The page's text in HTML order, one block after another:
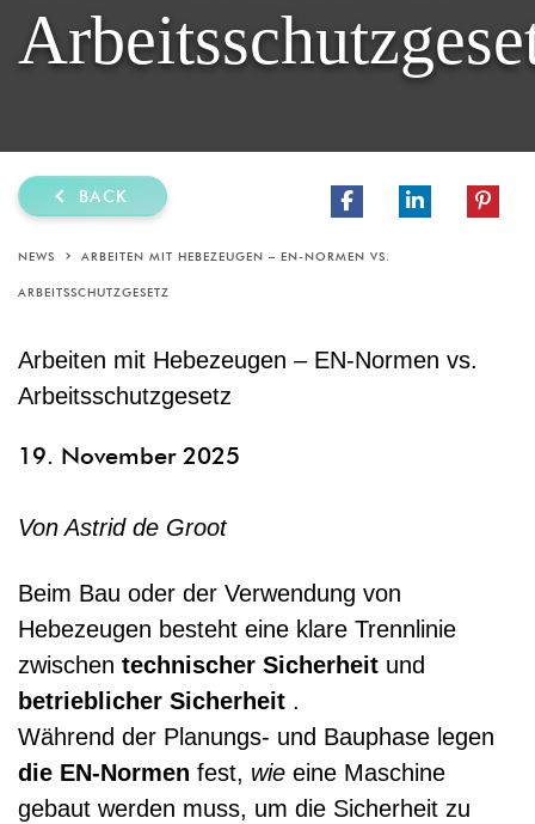
BACK
NEWS ARBEITEN MIT HEBEZEUGEN – EN-NORMEN VS.
ARBEITSSCHUTZGESETZ
Arbeiten mit Hebezeugen – EN-Normen vs.
Arbeitsschutzgesetz
19. November 2025
Von Astrid de Groot
Beim Bau oder der Verwendung von
Hebezeugen besteht eine klare Trennlinie
zwischen technischer Sicherheit und
betrieblicher Sicherheit .
Während der Planungs- und Bauphase legen
die EN-Normen fest, wie eine Maschine
gebaut werden muss, um die Sicherheit zu